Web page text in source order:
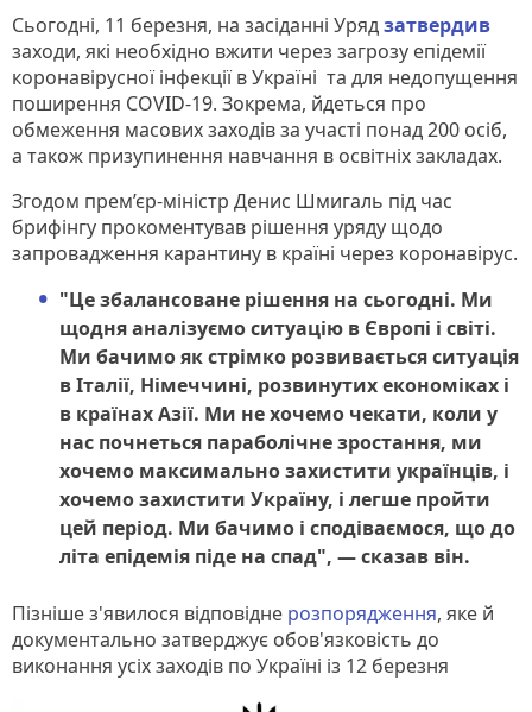
Сьогодні, 11 березня, на засіданні Урядзатвердив
заходи, які необхідно вжити через загрозу епідемії
коронавірусної інфекції в Україні та для недопущення
поширення COVID-19. Зокрема, йдеться про
обмеження масових заходів за участі понад 200 осіб,
а також призупинення навчання в освітніх закладах.
Згодом прем’єр-міністр Денис Шмигаль під час
брифінгу прокоментував рішення уряду щодо
запровадження карантину в країні через коронавірус.
"Це збалансоване рішення на сьогодні. Ми
щодня аналізуємо ситуацію в Європі і світі.
Ми бачимо як стрімко розвивається ситуація
в Італії, Німеччині, розвинутих економіках і
в країнах Азії. Ми не хочемо чекати, коли у
нас почнеться параболічне зростання, ми
хочемо максимально захистити українців, і
хочемо захистити Україну, і легше пройти
цей період. Ми бачимо і сподіваємося, що до
літа епідемія піде на спад", — сказав він.
Пізніше з'явилося відповідне розпорядження, яке й
документально затверджує обов'язковість до
виконання усіх заходів по Україні із 12 березня